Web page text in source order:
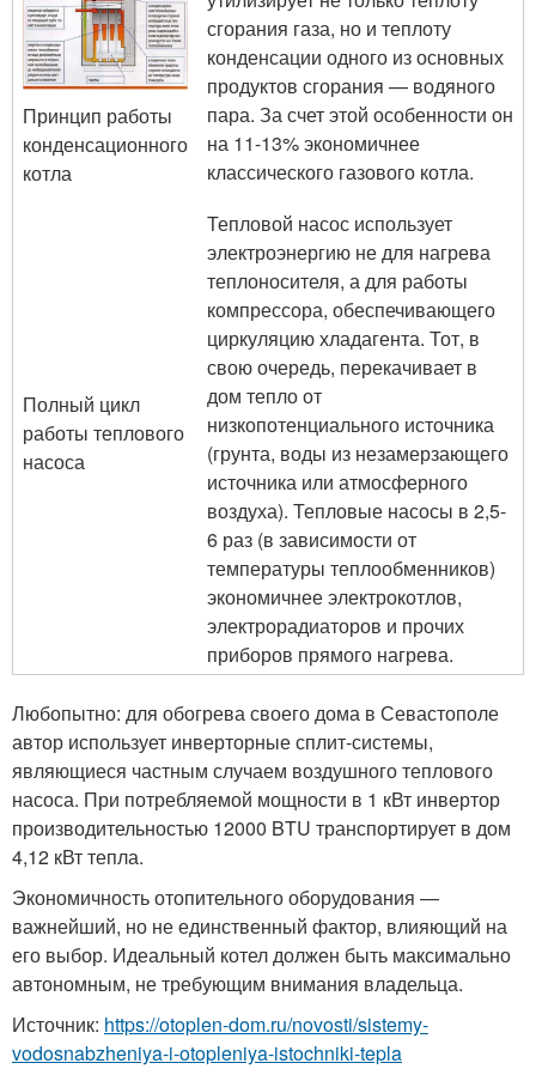
Принцип работы
конденсационного
котла
сгорания газа, но и теплоту
конденсации одного из основных
продуктов сгорания — водяного
пара. За счет этой особенности он
на 11-13% экономичнее
классического газового котла.
Полный цикл
работы теплового
насоса
Тепловой насос использует
электроэнергию не для нагрева
теплоносителя, а для работы
компрессора, обеспечивающего
циркуляцию хладагента. Тот, в
свою очередь, перекачивает в
дом тепло от
низкопотенциального источника
(грунта, воды из незамерзающего
источника или атмосферного
воздуха). Тепловые насосы в 2,5-
6 раз (в зависимости от
температуры теплообменников)
экономичнее электрокотлов,
электрорадиаторов и прочих
приборов прямого нагрева.
Любопытно: для обогрева своего дома в Севастополе
автор использует инверторные сплит-системы,
являющиеся частным случаем воздушного теплового
насоса. При потребляемой мощности в 1 кВт инвертор
производительностью 12000 BTU транспортирует в дом
4,12 кВт тепла.
Экономичность отопительного оборудования —
важнейший, но не единственный фактор, влияющий на
его выбор. Идеальный котел должен быть максимально
автономным, не требующим внимания владельца.
Источник: https://otoplen-dom.ru/novosti/sistemy-
vodosnabzheniya-i-otopleniya-istochniki-tepla